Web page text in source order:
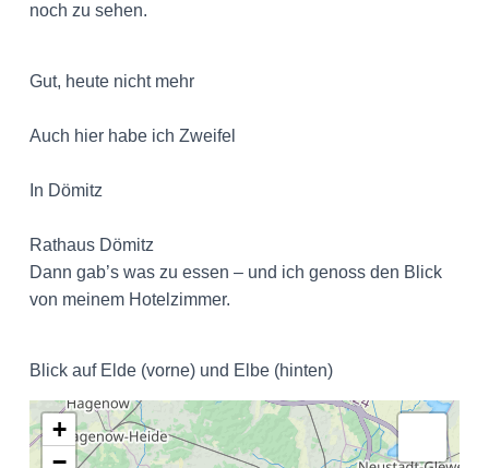
noch zu sehen.
Gut, heute nicht mehr
Auch hier habe ich Zweifel
In Dömitz
Rathaus Dömitz
Dann gab’s was zu essen – und ich genoss den Blick
von meinem Hotelzimmer.
Blick auf Elde (vorne) und Elbe (hinten)
+
−